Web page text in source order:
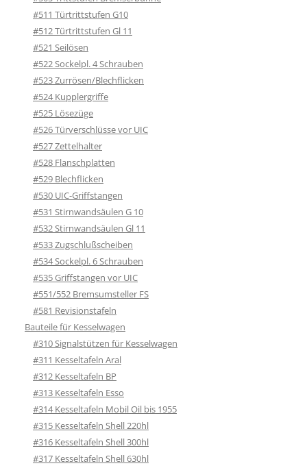
#511 Türtrittstufen G10
#512 Türtrittstufen Gl 11
#521 Seilösen
#522 Sockelpl. 4 Schrauben
#523 Zurrösen/Blechflicken
#524 Kupplergriffe
#525 Lösezüge
#526 Türverschlüsse vor UIC
#527 Zettelhalter
#528 Flanschplatten
#529 Blechflicken
#530 UIC-Griffstangen
#531 Stirnwandsäulen G 10
#532 Stirnwandsäulen Gl 11
#533 Zugschlußscheiben
#534 Sockelpl. 6 Schrauben
#535 Griffstangen vor UIC
#551/552 Bremsumsteller FS
#581 Revisionstafeln
Bauteile für Kesselwagen
#310 Signalstützen für Kesselwagen
#311 Kesseltafeln Aral
#312 Kesseltafeln BP
#313 Kesseltafeln Esso
#314 Kesseltafeln Mobil Oil bis 1955
#315 Kesseltafeln Shell 220hl
#316 Kesseltafeln Shell 300hl
#317 Kesseltafeln Shell 630hl